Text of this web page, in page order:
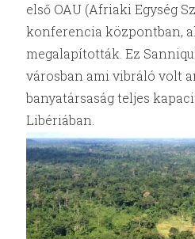
első OAU (Afriaki Egység
konferencia központban,
megalapították. Ez
városban ami vibráló volt
banyatársaság teljes
Libériában.